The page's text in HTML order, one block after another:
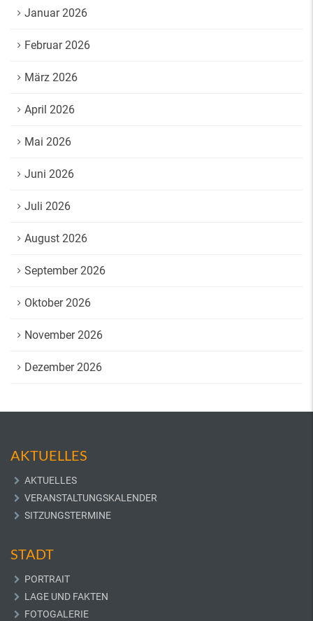
Januar 2026
Februar 2026
März 2026
April 2026
Mai 2026
Juni 2026
Juli 2026
August 2026
September 2026
Oktober 2026
November 2026
Dezember 2026
AKTUELLES
AKTUELLES
VERANSTALTUNGSKALENDER
SITZUNGSTERMINE
STADT
PORTRAIT
LAGE UND FAKTEN
FOTOGALERIE